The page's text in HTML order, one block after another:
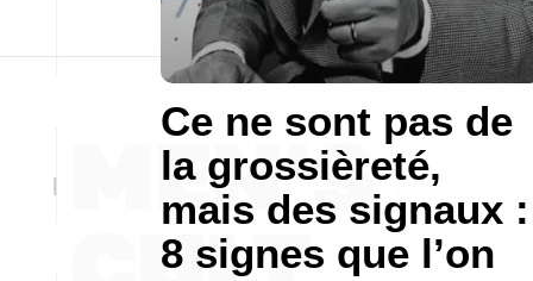
Ce ne sont pas de
la grossièreté,
mais des signaux :
8 signes que l’on